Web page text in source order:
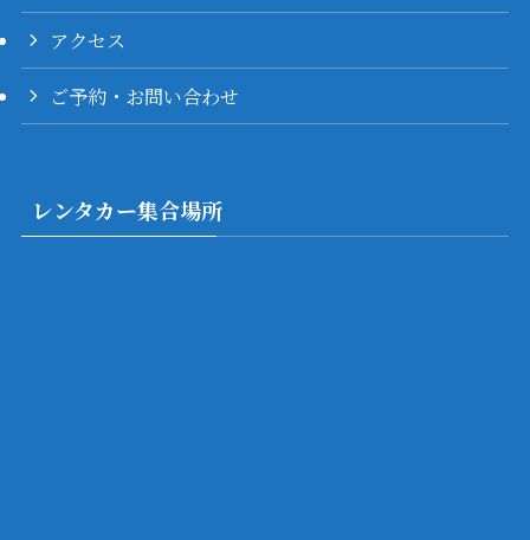
アクセス
ご予約・お問い合わせ
レンタカー集合場所